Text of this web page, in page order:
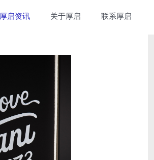
厚启资讯 关于厚启 联系厚启